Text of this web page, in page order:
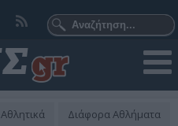
Αθλητικά Διάφορα Αθλήματα